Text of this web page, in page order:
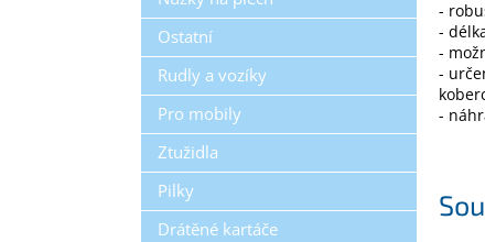
Ostatní
Rudly a vozíky
Pro mobily
Ztužidla
Pilky
Drátěné kartáče
-
-
-
-
-